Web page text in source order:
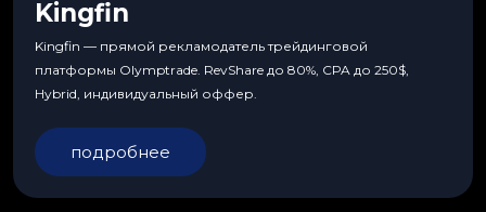
Kingfin
Kingfin — прямой рекламодатель трейдинговой
платформы Olymptrade. RevShare до 80%, CPA до 250$,
Hybrid, индивидуальный оффер.
подробнее